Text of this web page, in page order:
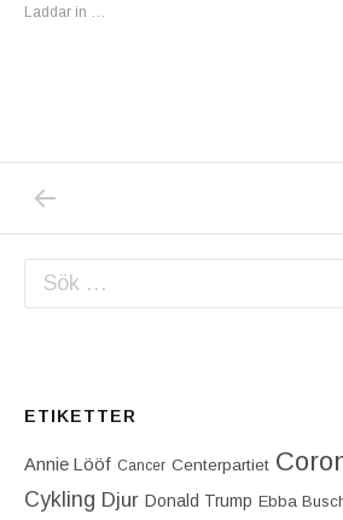
Laddar in …
Inläggsnavigering
Sök efter:
ETIKETTER
Annie Lööf Cancer Centerpartiet‎
Cykling Djur Donald Trump Ebba